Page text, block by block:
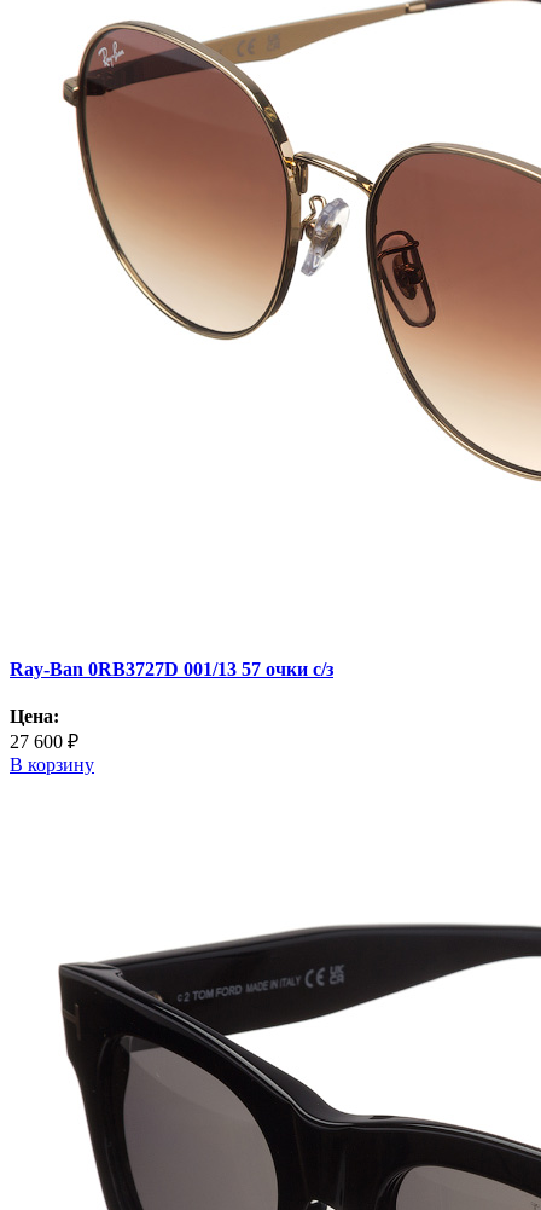
Ray-Ban 0RB3727D 001/13 57 очки с/з
Цена:
27 600 ₽
В корзину